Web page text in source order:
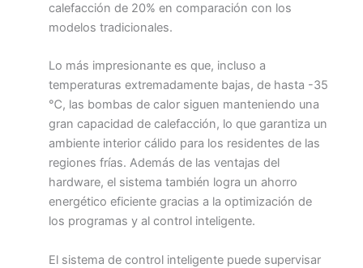
calefacción de 20% en comparación con los
modelos tradicionales.
Lo más impresionante es que, incluso a
temperaturas extremadamente bajas, de hasta -35
℃, las bombas de calor siguen manteniendo una
gran capacidad de calefacción, lo que garantiza un
ambiente interior cálido para los residentes de las
regiones frías. Además de las ventajas del
hardware, el sistema también logra un ahorro
energético eficiente gracias a la optimización de
los programas y al control inteligente.
El sistema de control inteligente puede supervisar